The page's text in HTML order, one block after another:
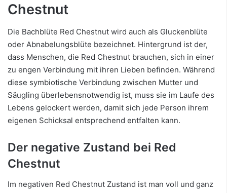
Chestnut
Die Bachblüte Red Chestnut wird auch als Gluckenblüte
oder Abnabelungsblüte bezeichnet. Hintergrund ist der,
dass Menschen, die Red Chestnut brauchen, sich in einer
zu engen Verbindung mit ihren Lieben befinden. Während
diese symbiotische Verbindung zwischen Mutter und
Säugling überlebensnotwendig ist, muss sie im Laufe des
Lebens gelockert werden, damit sich jede Person ihrem
eigenen Schicksal entsprechend entfalten kann.
Der negative Zustand bei Red
Chestnut
Im negativen Red Chestnut Zustand ist man voll und ganz